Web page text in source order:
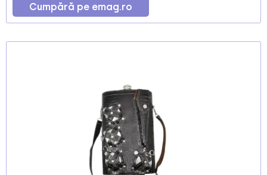
Cumpără pe emag.ro